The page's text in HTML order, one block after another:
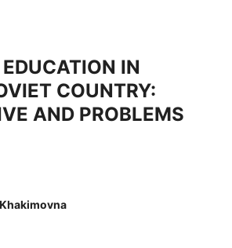
IN
COUNTRY:
AND PROBLEMS